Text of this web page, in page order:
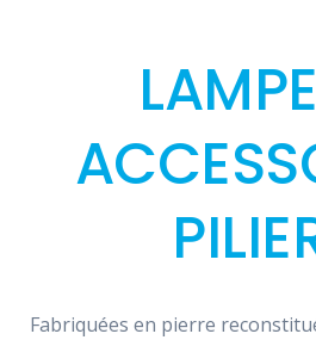
Fabriquées en pierre